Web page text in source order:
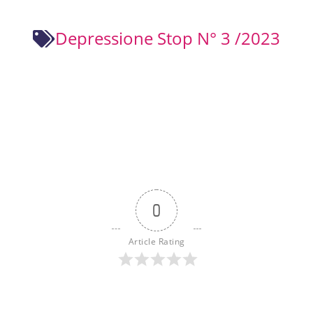
Depressione Stop N° 3 /2023
0
Article Rating